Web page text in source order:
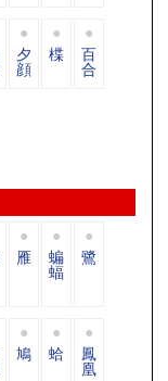
夕
顔
楪 百
合
雁 蝙
蝠
鷺
鳩 蛤 鳳
凰